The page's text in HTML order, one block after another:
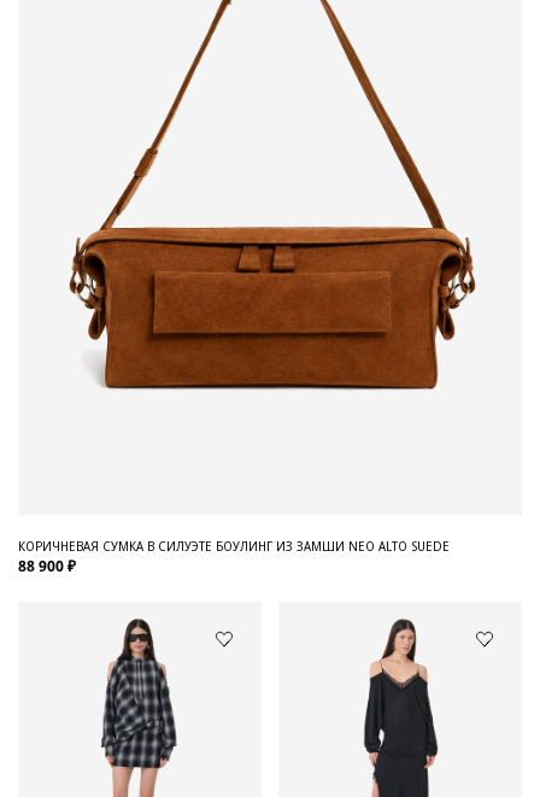
КОРИЧНЕВАЯ СУМКА В СИЛУЭТЕ БОУЛИНГ ИЗ ЗАМШИ NEO ALTO SUEDE
88 900 ₽